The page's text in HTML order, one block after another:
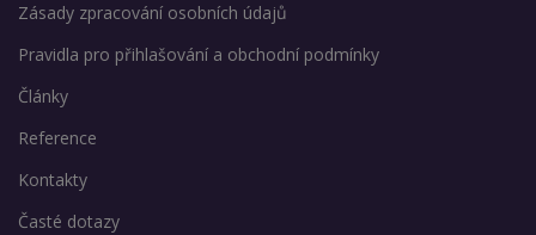
Zásady zpracování osobních údajů
Pravidla pro přihlašování a obchodní podmínky
Články
Reference
Kontakty
Časté dotazy